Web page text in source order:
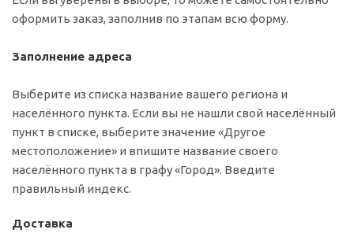
оформить заказ, заполнив по этапам всю форму.
Заполнение адреса
Выберите из списка название вашего региона и
населённого пункта. Если вы не нашли свой населённый
пункт в списке, выберите значение «Другое
местоположение» и впишите название своего
населённого пункта в графу «Город». Введите
правильный индекс.
Доставка